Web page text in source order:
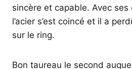
sincère et capable. Avec ses
l’acier s’est coincé et il a
sur le ring.
Bon taureau le second